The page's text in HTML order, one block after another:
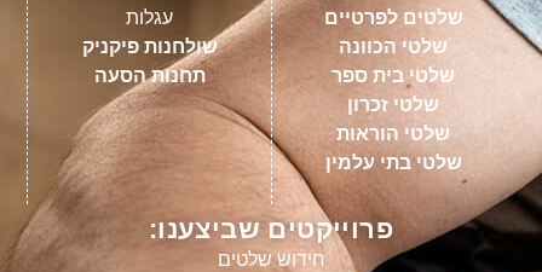
שלטים לפרטיים
שלטי הכוונה
שלטי בית ספר
שלטי זכרון
שלטי הוראות
שלטי בתי עלמין
עגלות
שולחנות פיקניק
תחנות הסעה
פרוייקטים שביצענו:
חידוש שלטים